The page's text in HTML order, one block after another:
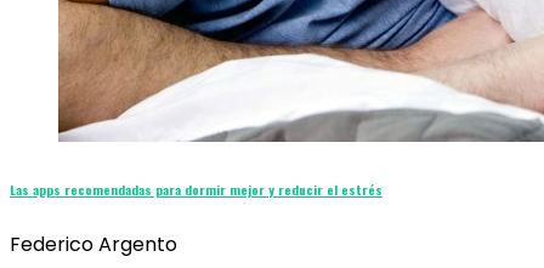
Las apps recomendadas para dormir mejor y reducir el estrés
Federico Argento